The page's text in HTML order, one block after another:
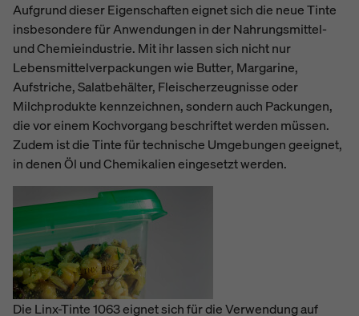
Aufgrund dieser Eigenschaften eignet sich die neue Tinte
insbesondere für Anwendungen in der Nahrungsmittel-
und Chemieindustrie. Mit ihr lassen sich nicht nur
Lebensmittelverpackungen wie Butter, Margarine,
Aufstriche, Salatbehälter, Fleischerzeugnisse oder
Milchprodukte kennzeichnen, sondern auch Packungen,
die vor einem Kochvorgang beschriftet werden müssen.
Zudem ist die Tinte für technische Umgebungen geeignet,
in denen Öl und Chemikalien eingesetzt werden.
Die Linx-Tinte 1063 eignet sich für die Verwendung auf